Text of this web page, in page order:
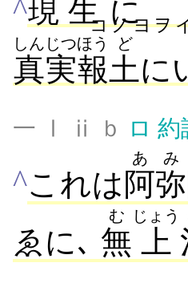
^現 生 に
コノヨ
真実
しんじつ
報
ほう
土
ど
に
一 Ⅰ ⅱ ｂ ロ 約
^これは阿
あ
ゑに､ 無
む
上
じょう